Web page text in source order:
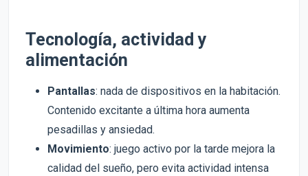
Tecnología, actividad y
alimentación
Pantallas: nada de dispositivos en la habitación.
Contenido excitante a última hora aumenta
pesadillas y ansiedad.
Movimiento: juego activo por la tarde mejora la
calidad del sueño, pero evita actividad intensa